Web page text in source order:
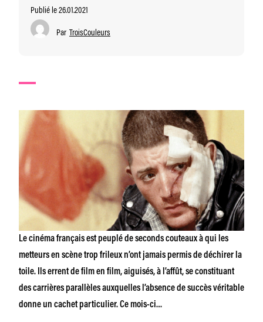
Publié le 26.01.2021
Par TroisCouleurs
Le cinéma français est peuplé de seconds couteaux à qui les
metteurs en scène trop frileux n’ont jamais permis de déchirer la
toile. Ils errent de film en film, aiguisés, à l’affût, se constituant
des carrières parallèles auxquelles l’absence de succès véritable
donne un cachet particulier. Ce mois-ci…